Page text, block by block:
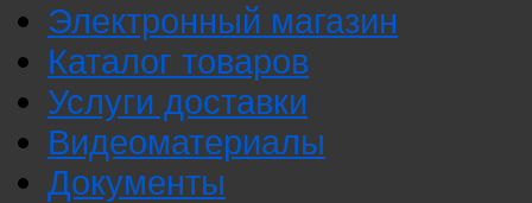
Электронный магазин
Каталог товаров
Услуги доставки
Видеоматериалы
Документы